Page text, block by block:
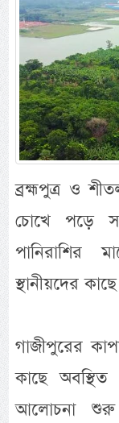
ব্রহ্মপুত্র ও
চোখে পড়ে
পানিরাশির
স্থানীয়দের
গাজীপুরের
কাছে
আলোচনা শুরু